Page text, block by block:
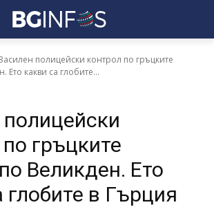
полицейски контрол по гръцките
Ето какви са глобите...
гръцките
Великден. Ето
глобите в Гърция